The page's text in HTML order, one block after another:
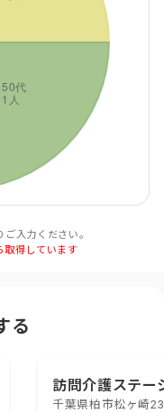
ご入力ください。
取得しています
る
訪問介護ステー
千葉県柏市松ヶ崎